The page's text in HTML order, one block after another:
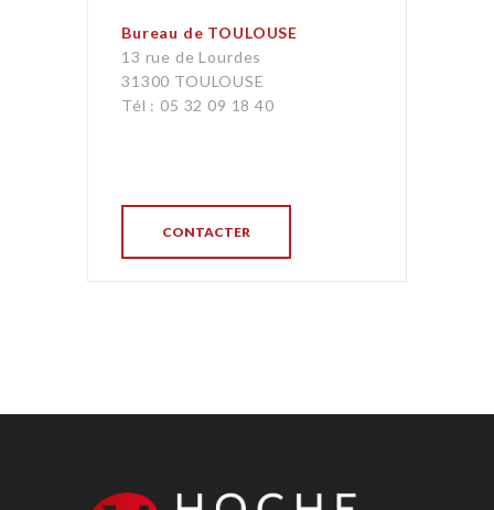
Bureau de TOULOUSE
13 rue de Lourdes
31300 TOULOUSE
Tél : 05 32 09 18 40
CONTACTER